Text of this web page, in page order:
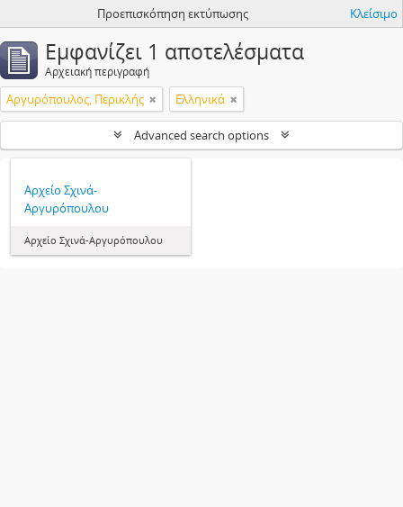
Προεπισκόπηση εκτύπωσης Κλείσιμο
Εμφανίζει 1 αποτελέσματα
Αρχειακή περιγραφή
Αργυρόπουλος, Περικλής Ελληνικά
Advanced search options
Αρχείο Σχινά-
Αργυρόπουλου
Αρχείο Σχινά-Αργυρόπουλου